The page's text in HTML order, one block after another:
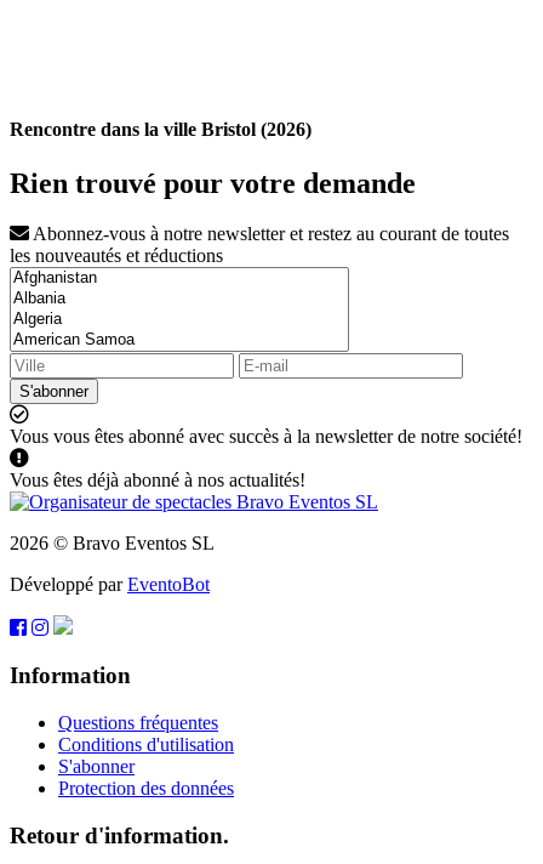
Rencontre dans la ville Bristol (2026)
Rien trouvé pour votre demande
Abonnez-vous à notre newsletter et restez au courant de toutes
les nouveautés et réductions
S'abonner
Vous vous êtes abonné avec succès à la newsletter de notre société!
Vous êtes déjà abonné à nos actualités!
2026 © Bravo Eventos SL
Développé parEventoBot
Information
Questions fréquentes
Conditions d'utilisation
S'abonner
Protection des données
Retour d'information.